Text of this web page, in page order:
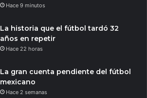
Hace 9 minutos
La historia que el fútbol tardó 32
años en repetir
Hace 22 horas
La gran cuenta pendiente del fútbol
mexicano
Hace 2 semanas